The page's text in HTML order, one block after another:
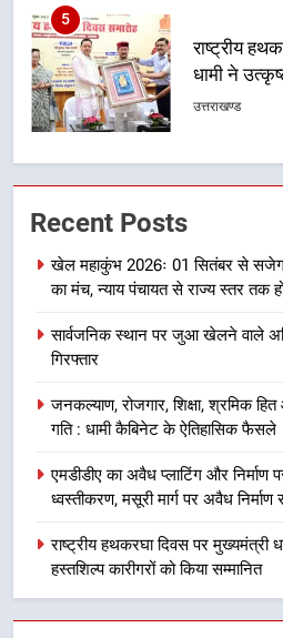
5
राष्ट्रीय
धामी ने
कारीगरों को
उत्तराखण्ड
6
उत्तराखण्ड
मुख्यमंत्री
वाले महीनों
भर्ती
उत्तराखण्ड
दिल्ली-
का डीएम ने
गुणवत्तापूर्ण
निर्देश,
नहींः डीएम
उत्तराखण्ड
Recent Posts
खेल महाकुंभ 2026ः 01 सितंबर से सजेगा
का मंच, न्याय पंचायत से राज्य स्तर तक
सार्वजनिक स्थान पर जुआ खेलने वाले
गिरफ्तार
जनकल्याण, रोजगार, शिक्षा, श्रमिक
गति : धामी कैबिनेट के ऐतिहासिक फैसले
एमडीडीए का अवैध प्लाटिंग और निर्माण
ध्वस्तीकरण, मसूरी मार्ग पर अवैध निर्माण
राष्ट्रीय हथकरघा दिवस पर मुख्यमंत्री
हस्तशिल्प कारीगरों को किया सम्मानित